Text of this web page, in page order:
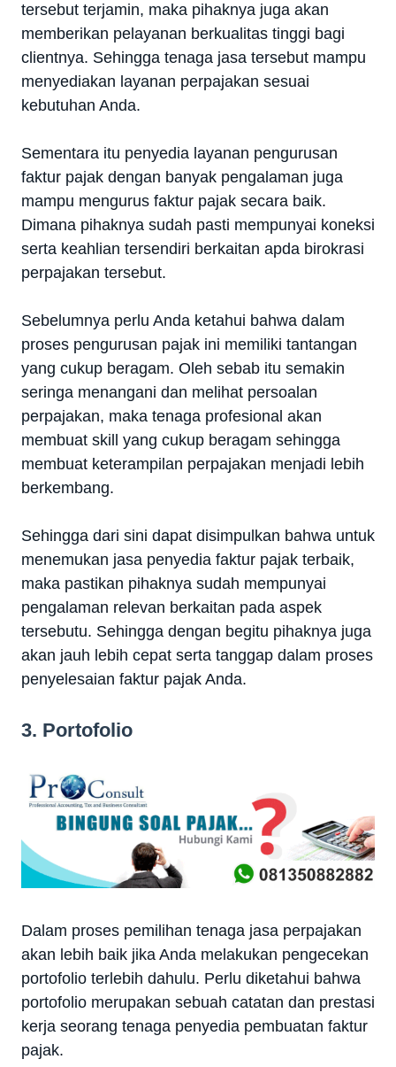
tersebut terjamin, maka pihaknya juga akan
memberikan pelayanan berkualitas tinggi bagi
clientnya. Sehingga tenaga jasa tersebut mampu
menyediakan layanan perpajakan sesuai
kebutuhan Anda.
Sementara itu penyedia layanan pengurusan
faktur pajak dengan banyak pengalaman juga
mampu mengurus faktur pajak secara baik.
Dimana pihaknya sudah pasti mempunyai koneksi
serta keahlian tersendiri berkaitan apda birokrasi
perpajakan tersebut.
Sebelumnya perlu Anda ketahui bahwa dalam
proses pengurusan pajak ini memiliki tantangan
yang cukup beragam. Oleh sebab itu semakin
seringa menangani dan melihat persoalan
perpajakan, maka tenaga profesional akan
membuat skill yang cukup beragam sehingga
membuat keterampilan perpajakan menjadi lebih
berkembang.
Sehingga dari sini dapat disimpulkan bahwa untuk
menemukan jasa penyedia faktur pajak terbaik,
maka pastikan pihaknya sudah mempunyai
pengalaman relevan berkaitan pada aspek
tersebutu. Sehingga dengan begitu pihaknya juga
akan jauh lebih cepat serta tanggap dalam proses
penyelesaian faktur pajak Anda.
3. Portofolio
Dalam proses pemilihan tenaga jasa perpajakan
akan lebih baik jika Anda melakukan pengecekan
portofolio terlebih dahulu. Perlu diketahui bahwa
portofolio merupakan sebuah catatan dan prestasi
kerja seorang tenaga penyedia pembuatan faktur
pajak.